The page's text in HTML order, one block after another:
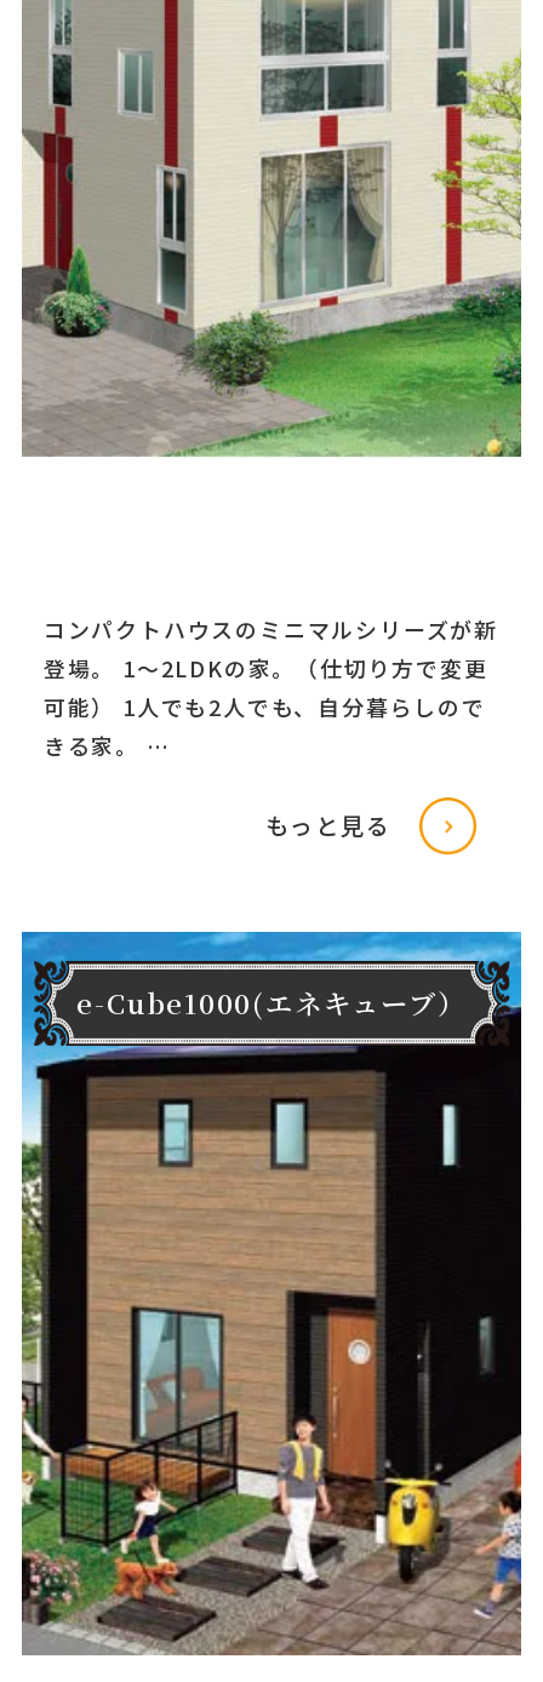
コンパクトハウスのミニマルシリーズが新
登場。 1～2LDKの家。（仕切り方で変更
可能） 1人でも2人でも、自分暮らしので
きる家。 …
もっと見る
e-Cube1000(エネキューブ）